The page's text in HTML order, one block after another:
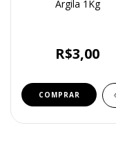
Argila 1Kg
R$3,00